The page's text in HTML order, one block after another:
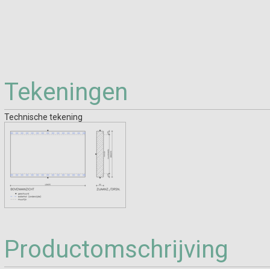
Tekeningen
Technische tekening
Productomschrijving